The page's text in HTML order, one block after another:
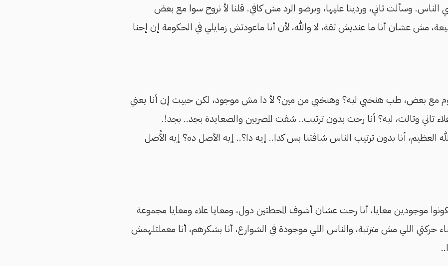
الناس. وسألت تاني، وردينا عليها، وبرضو الرد مش كافي. قلنا لأ نروح سوا مع بعض
مش عشان أنا ما عنديش ثقة، لا والله، لأن أنا ماعودتش زمايلي في الحكومة إن إحنا
مع بعض، طب هنخبي ليه؟ وهنخبي من مين؟ لأ دا مش موجود، لكن حبيت إن أنا يعني
تاني وتالت، ليه؟ أنا رحت بدون ترتيب.. شفت المصريين والصعايدة بجد.. بجد!.
العظيم، أنا بدون ترتيب الناس شافتنا بس كدا.. إيه دا؟.. إيه الأصل ده؟ إيه الأًصل
موجودين معايا، أنا رحت عشان أشوف المحطتين دول، ومعايا علاء ومعايا مجموعة
حركتي اللي مش مترتبة، والناس اللي موجودة في الشوارع، أنا بشكرهم، أنا معملتلهمش